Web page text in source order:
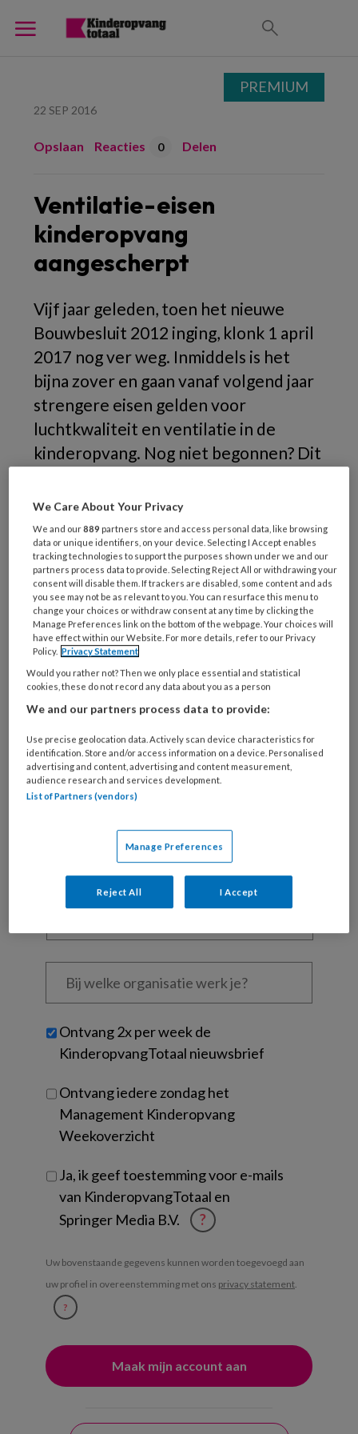
22 SEP 2016
Opslaan Reacties 0 Delen
Ventilatie-eisen
kinderopvang
aangescherpt
Vijf jaar geleden, toen het nieuwe
Bouwbesluit 2012 inging, klonk 1 april
2017 nog ver weg. Inmiddels is het
bijna zover en gaan vanaf volgend jaar
strengere eisen gelden voor
luchtkwaliteit en ventilatie in de
kinderopvang. Nog niet begonnen? Dit
De
REGISTREREN
Wil je dit artikel lezen?
Maak gratis een account aan en lees 2
artikelen gratis per maand
Wat
is
functie *
Bij
welke
je?
Untitled
Ontvang 2x per week de
KinderopvangTotaal nieuwsbrief
Ontvang iedere zondag het
Management Kinderopvang
Weekoverzicht
Ja, ik geef toestemming voor e-mails
van KinderopvangTotaal en
Springer Media B.V.
?
Uw bovenstaande gegevens kunnen worden toegevoegd aan
uw profiel in overeenstemming met ons privacy statement.
?
PREMIUM
We Care About Your Privacy
We and our889 partners store and access personal data, like browsing
data or unique identifiers, on your device. Selecting I Accept enables
tracking technologies to support the purposes shown under we and our
partners process data to provide. Selecting Reject All or withdrawing your
consent will disable them. If trackers are disabled, some content and ads
you see may not be as relevant to you. You can resurface this menu to
change your choices or withdraw consent at any time by clicking the
Manage Preferences link on the bottom of the webpage. Your choices will
have effect within our Website. For more details, refer to our Privacy
Policy. Privacy Statement
Would you rather not? Then we only place essential and statistical
cookies, these do not record any data about you as a person
We and our partners process data to provide:
Use precise geolocation data. Actively scan device characteristics for
identification. Store and/or access information on a device. Personalised
advertising and content, advertising and content measurement,
audience research and services development.
List of Partners (vendors)
Manage Preferences
Reject All I Accept